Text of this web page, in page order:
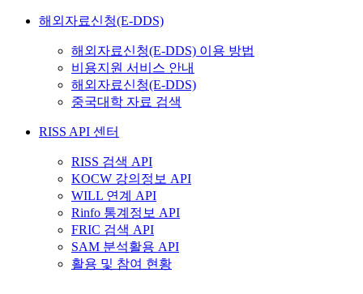
해외자료신청(E-DDS)
해외자료신청(E-DDS) 이용 방법
비용지원 서비스 안내
해외자료신청(E-DDS)
중국대학 자료 검색
RISS API 센터
RISS 검색 API
KOCW 강의정보 API
WILL 연계 API
Rinfo 통계정보 API
FRIC 검색 API
SAM 분석활용 API
활용 및 참여 현황